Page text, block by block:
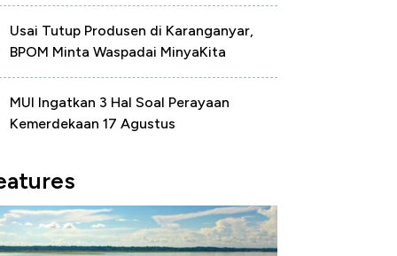
Usai Tutup Produsen di Karanganyar,
BPOM Minta Waspadai MinyaKita
MUI Ingatkan 3 Hal Soal Perayaan
Kemerdekaan 17 Agustus